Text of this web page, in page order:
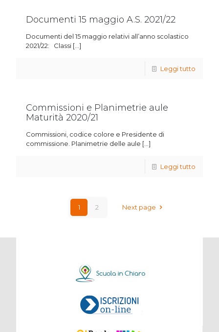
Documenti 15 maggio A.S. 2021/22
Documenti del 15 maggio relativi all’anno scolastico
2021/22: Classi […]
Leggi tutto
Commissioni e Planimetrie aule
Maturità 2020/21
Commissioni, codice colore e Presidente di
commissione. Planimetrie delle aule […]
Leggi tutto
1 2 Next page